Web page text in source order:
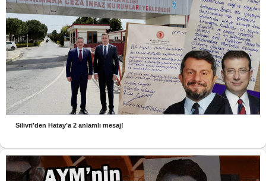
Silivri’den Hatay’a 2 anlamlı mesaj!